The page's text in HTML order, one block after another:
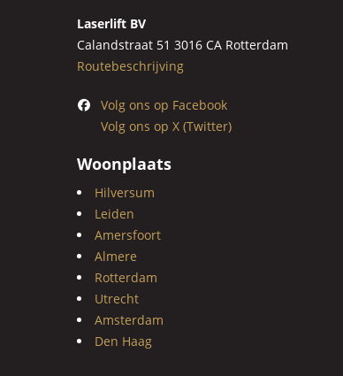
Laserlift BV
Calandstraat 51 3016 CA Rotterdam
Routebeschrijving
Volg ons op Facebook
Volg ons op X (Twitter)
Woonplaats
Hilversum
Leiden
Amersfoort
Almere
Rotterdam
Utrecht
Amsterdam
Den Haag